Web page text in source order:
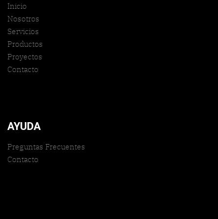
Inicio
Nosotros
Servicios
Productos
Proyectos
Contacto
AYUDA
Preguntas Frecuentes
Contacto